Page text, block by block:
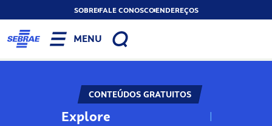
SOBREFALE CONOSCOENDEREÇOS
MENU
CONTEÚDOS GRATUITOS
Explore N